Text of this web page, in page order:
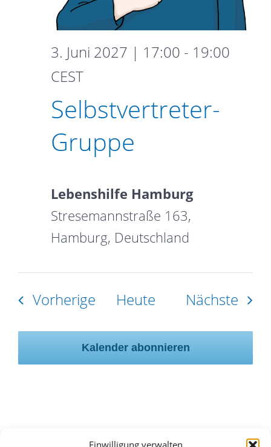
Einwilligung verwalten
3. Juni 2027 | 17:00 - 19:00
CEST
Gruppe
Selbstvertreter-
Gruppe
Lebenshilfe Hamburg
Stresemannstraße 163,
Hamburg, Deutschland
VorherigeVeranstaltungen
Heute Nächste
Kalender abonnieren